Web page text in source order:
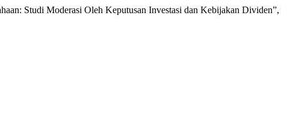
Studi Moderasi Oleh Keputusan Investasi dan Kebijakan Dividen”,